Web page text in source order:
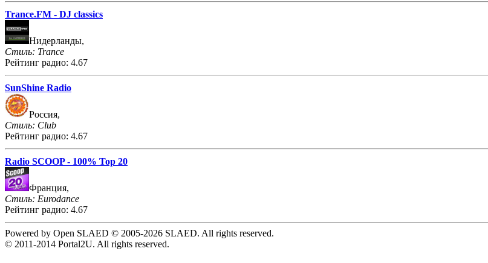
Trance.FM - DJ classics
Нидерланды,
Стиль: Trance
Рейтинг радио: 4.67
SunShine Radio
Россия,
Стиль: Club
Рейтинг радио: 4.67
Radio SCOOP - 100% Top 20
Франция,
Стиль: Eurodance
Рейтинг радио: 4.67
Powered by Open SLAED © 2005-2026 SLAED. All rights reserved.
© 2011-2014 Portal2U. All rights reserved.